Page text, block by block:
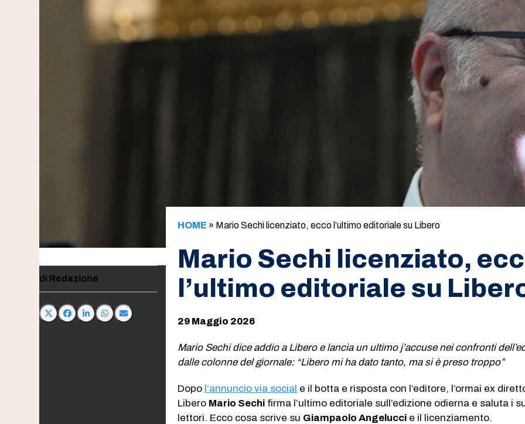
Redazione
HOME » Mario Sechi licenziato, ecco l’ultimo editoriale su Libero
Mario Sechi licenziato,
l’ultimo editoriale su
29 Maggio 2026
Mario Sechi dice addio a Libero e lancia un ultimo j’accuse nei confronti
dalle colonne del giornale: “Libero mi ha dato tanto, ma si è preso troppo”
Dopo l’annuncio via social e il botta e risposta con l’editore, l’ormai ex
Libero Mario Sechi firma l’ultimo editoriale sull’edizione odierna e saluta i
lettori. Ecco cosa scrive su Giampaolo Angelucci e il licenziamento.